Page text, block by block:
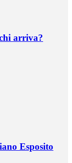
arriva?
Esposito